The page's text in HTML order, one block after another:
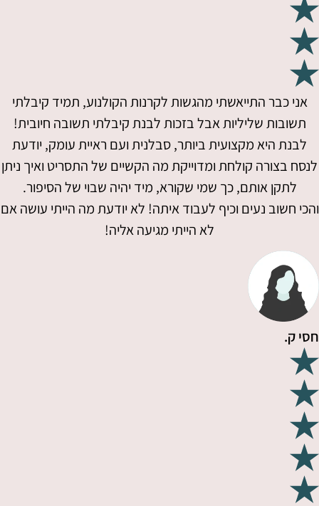
אני כבר התייאשתי מהגשות לקרנות הקולנוע, תמיד קיבלתי
תשובות שליליות אבל בזכות לבנת קיבלתי תשובה חיובית!
לבנת היא מקצועית ביותר, סבלנית ועם ראיית עומק, יודעת
לנסח בצורה קולחת ומדוייקת מה הקשיים של התסריט ואיך ניתן
לתקן אותם, כך שמי שקורא, מיד יהיה שבוי של הסיפור.
והכי חשוב נעים וכיף לעבוד איתה! לא יודעת מה הייתי עושה אם
לא הייתי מגיעה אליה!
חסי ק.